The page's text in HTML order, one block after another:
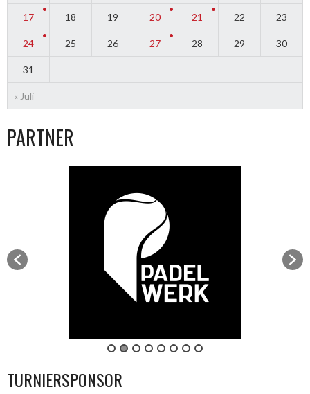
« Juli
17 18 19 20 21 22 23
24 25 26 27 28 29 30
31
PARTNER
TURNIERSPONSOR